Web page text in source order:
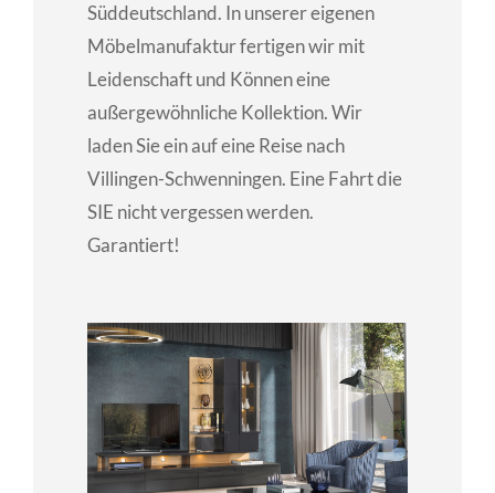
Süddeutschland. In unserer eigenen
Möbelmanufaktur fertigen wir mit
Leidenschaft und Können eine
außergewöhnliche Kollektion. Wir
laden Sie ein auf eine Reise nach
Villingen-Schwenningen. Eine Fahrt die
SIE nicht vergessen werden.
Garantiert!